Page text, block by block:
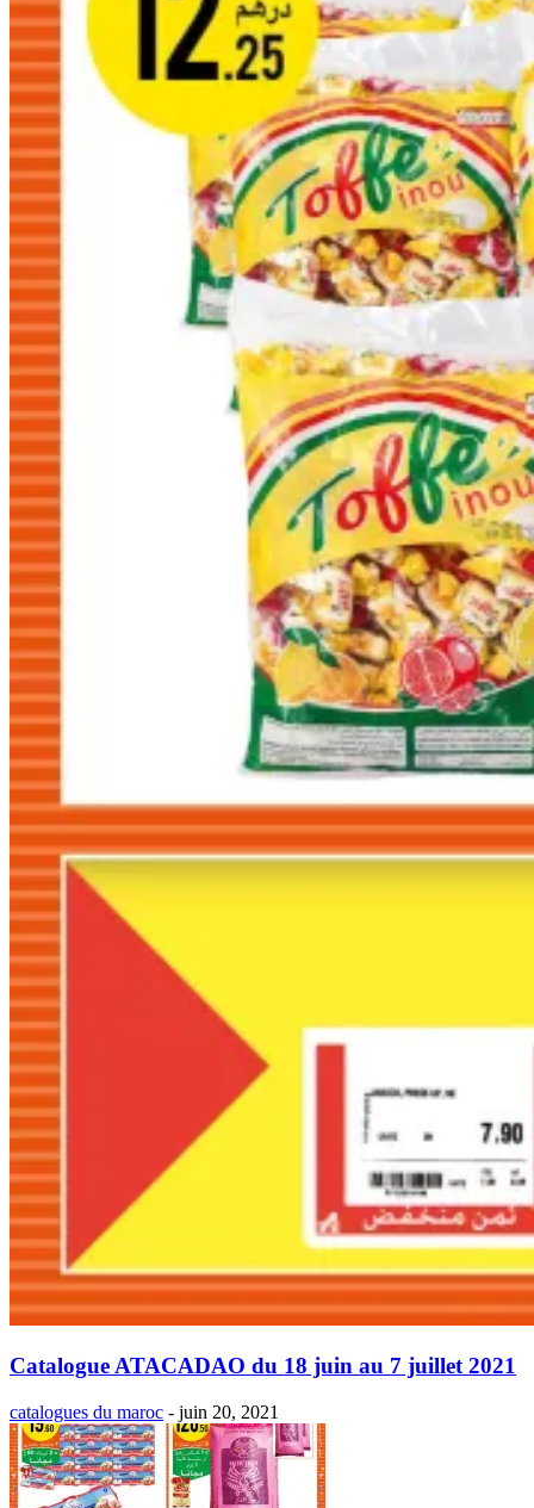
Catalogue ATACADAO du 18 juin au 7 juillet 2021
catalogues du maroc - juin 20, 2021